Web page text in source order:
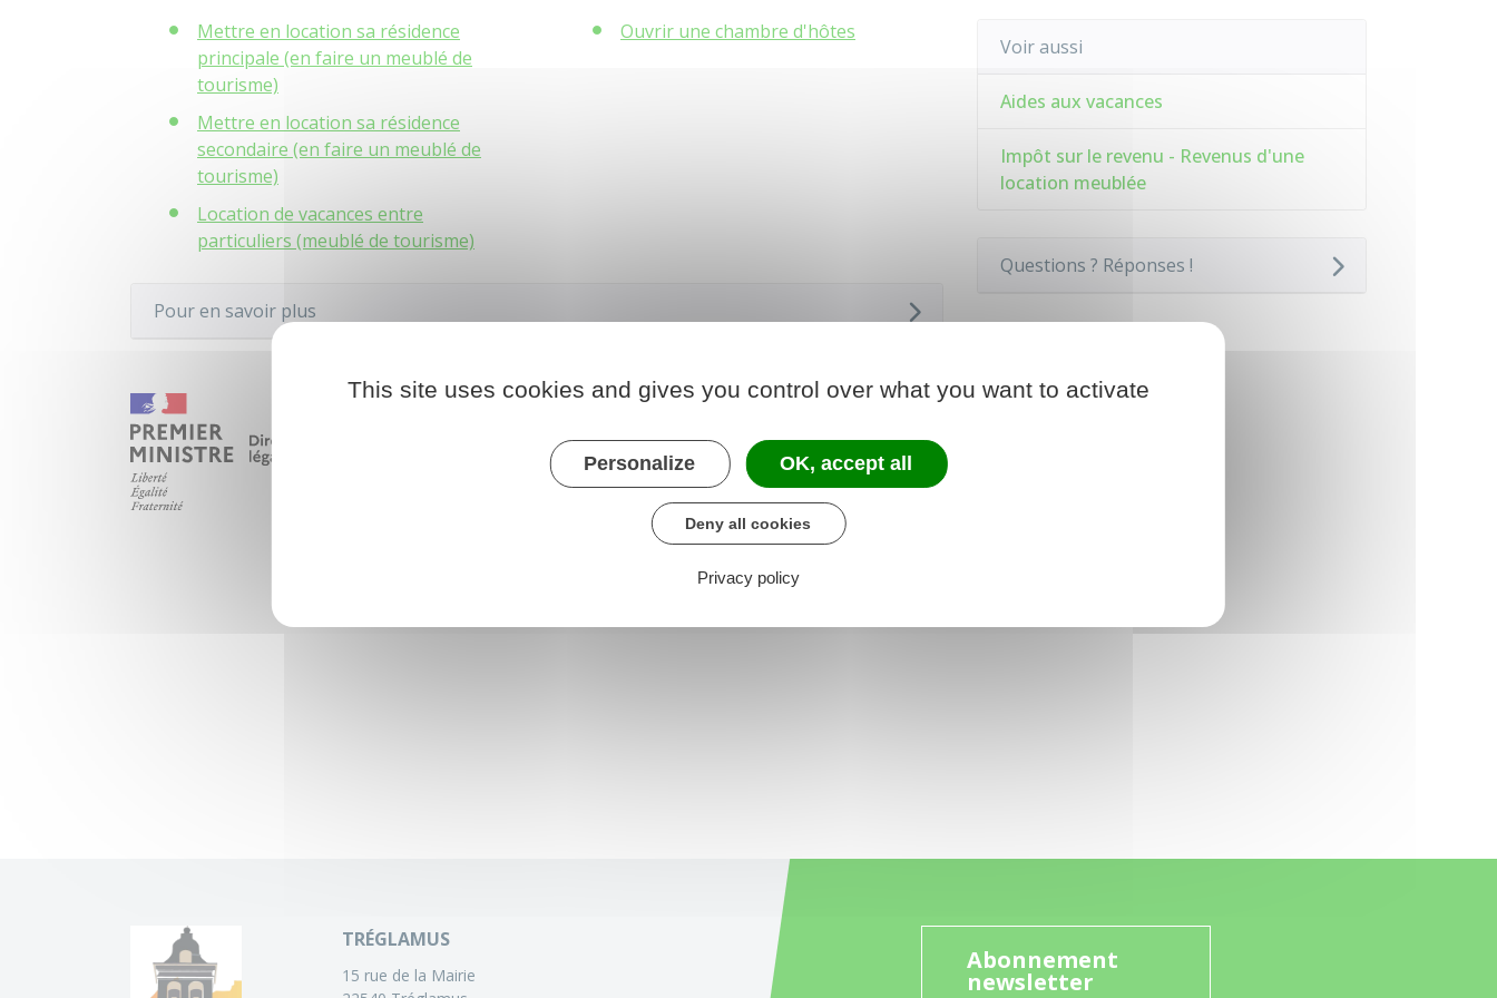
Mettre en location sa résidence
principale (en faire un meublé de
tourisme)
Mettre en location sa résidence
secondaire (en faire un meublé de
tourisme)
Location de vacances entre
particuliers (meublé de tourisme)
Ouvrir une chambre d'hôtes
Pour en savoir plus
Voir aussi
Aides aux vacances
Impôt sur le revenu - Revenus d'une
location meublée
Questions ? Réponses !
TRÉGLAMUS
15 rue de la Mairie
Abonnement
newsletter
This site uses cookies and gives you control over what you want to activate
Personalize OK, accept all
Deny all cookies
Privacy policy